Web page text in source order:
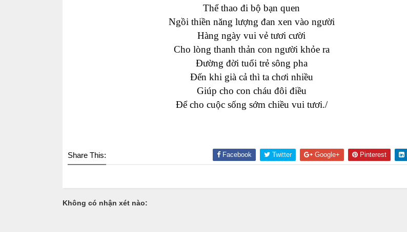
Thể thao đi bộ bạn quen
Ngồi thiền năng lượng đan xen vào người
Hàng ngày vui vẻ tươi cười
Cho lòng thanh thản con người khỏe ra
Đường đời tuổi trẻ sông pha
Đến khi già cả thì ta chơi nhiều
Giúp cho con cháu đôi điều
Để cho cuộc sống sớm chiều vui tươi./
Share This: Facebook Twitter Google+ Pinterest
Không có nhận xét nào: